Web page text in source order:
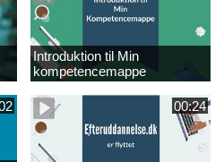
Introduktion til Min
kompetencemappe
00:24